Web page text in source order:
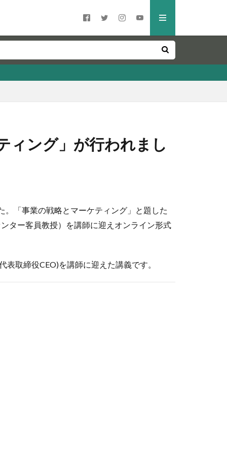
ィング」が行われまし
「事業の戦略とマーケティング」と題した
ター客員教授）を講師に迎えオンライン形式
取締役CEO)を講師に迎えた講義です。